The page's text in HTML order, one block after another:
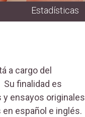
Estadísticas
a cargo del
Su finalidad es
ensayos originales
español e inglés.